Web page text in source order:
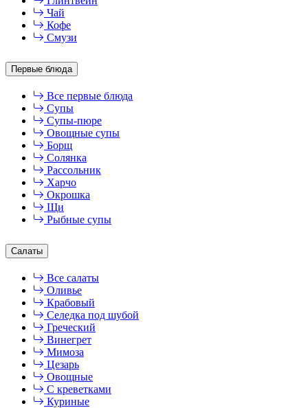
Чай
Кофе
Смузи
Первые блюда
Все первые блюда
Супы
Супы-пюре
Овощные супы
Борщ
Солянка
Рассольник
Харчо
Окрошка
Щи
Рыбные супы
Салаты
Все салаты
Оливье
Крабовый
Селедка под шубой
Греческий
Винегрет
Мимоза
Цезарь
Овощные
С креветками
Куриные